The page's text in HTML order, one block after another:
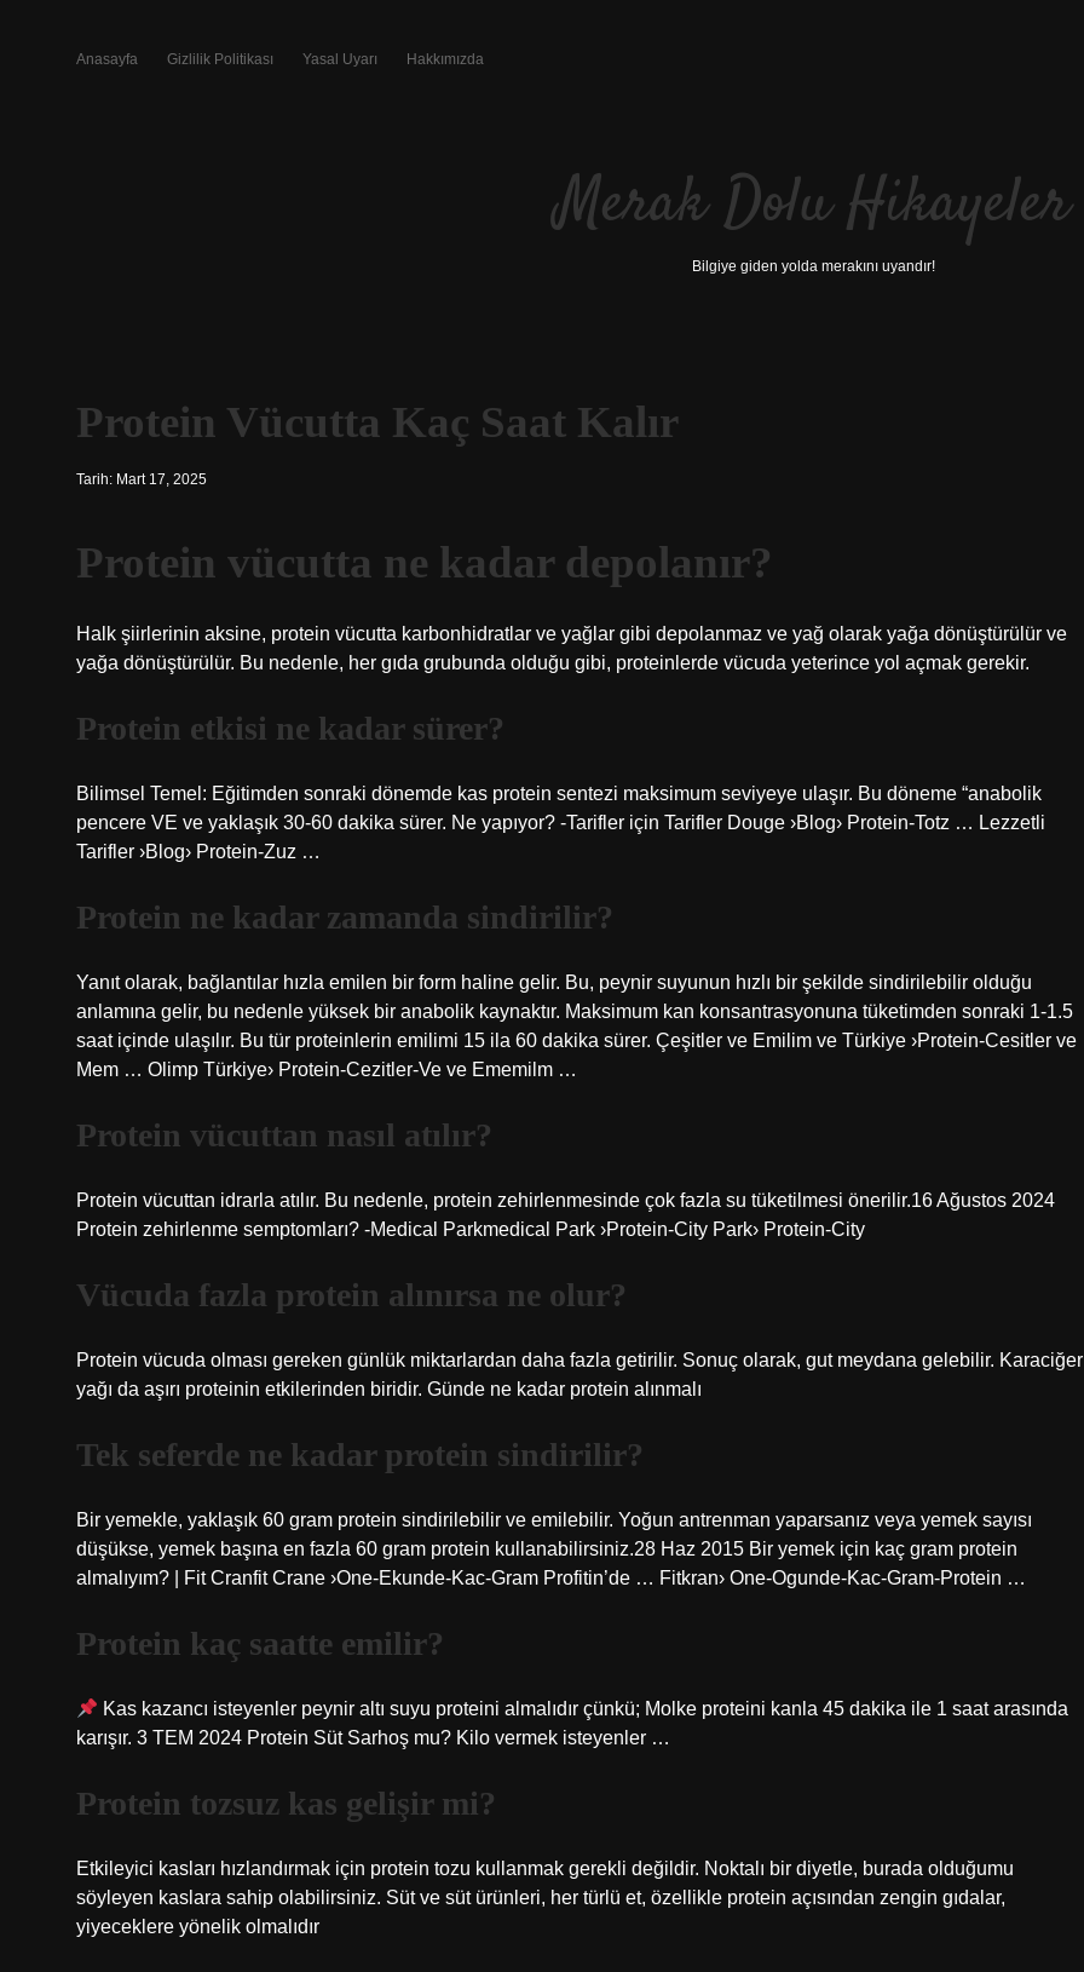
Anasayfa Gizlilik Politikası Yasal Uyarı Hakkımızda
Merak Dolu Hikayeler
Bilgiye giden yolda merakını uyandır!
Protein Vücutta Kaç Saat Kalır
Tarih: Mart 17, 2025
Protein vücutta ne kadar depolanır?
Halk şiirlerinin aksine, protein vücutta karbonhidratlar ve yağlar gibi depolanmaz ve yağ olarak yağa dönüştürülür ve
yağa dönüştürülür. Bu nedenle, her gıda grubunda olduğu gibi, proteinlerde vücuda yeterince yol açmak gerekir.
Protein etkisi ne kadar sürer?
Bilimsel Temel: Eğitimden sonraki dönemde kas protein sentezi maksimum seviyeye ulaşır. Bu döneme “anabolik
pencere VE ve yaklaşık 30-60 dakika sürer. Ne yapıyor? -Tarifler için Tarifler Douge ›Blog› Protein-Totz … Lezzetli
Tarifler ›Blog› Protein-Zuz …
Protein ne kadar zamanda sindirilir?
Yanıt olarak, bağlantılar hızla emilen bir form haline gelir. Bu, peynir suyunun hızlı bir şekilde sindirilebilir olduğu
anlamına gelir, bu nedenle yüksek bir anabolik kaynaktır. Maksimum kan konsantrasyonuna tüketimden sonraki 1-1.5
saat içinde ulaşılır. Bu tür proteinlerin emilimi 15 ila 60 dakika sürer. Çeşitler ve Emilim ve Türkiye ›Protein-Cesitler ve
Mem … Olimp Türkiye› Protein-Cezitler-Ve ve Ememilm …
Protein vücuttan nasıl atılır?
Protein vücuttan idrarla atılır. Bu nedenle, protein zehirlenmesinde çok fazla su tüketilmesi önerilir.16 Ağustos 2024
Protein zehirlenme semptomları? -Medical Parkmedical Park ›Protein-City Park› Protein-City
Vücuda fazla protein alınırsa ne olur?
Protein vücuda olması gereken günlük miktarlardan daha fazla getirilir. Sonuç olarak, gut meydana gelebilir. Karaciğer
yağı da aşırı proteinin etkilerinden biridir. Günde ne kadar protein alınmalı
Tek seferde ne kadar protein sindirilir?
Bir yemekle, yaklaşık 60 gram protein sindirilebilir ve emilebilir. Yoğun antrenman yaparsanız veya yemek sayısı
düşükse, yemek başına en fazla 60 gram protein kullanabilirsiniz.28 Haz 2015 Bir yemek için kaç gram protein
almalıyım? | Fit Cranfit Crane ›One-Ekunde-Kac-Gram Profitin’de … Fitkran› One-Ogunde-Kac-Gram-Protein …
Protein kaç saatte emilir?
Kas kazancı isteyenler peynir altı suyu proteini almalıdır çünkü; Molke proteini kanla 45 dakika ile 1 saat arasında
karışır. 3 TEM 2024 Protein Süt Sarhoş mu? Kilo vermek isteyenler …
Protein tozsuz kas gelişir mi?
Etkileyici kasları hızlandırmak için protein tozu kullanmak gerekli değildir. Noktalı bir diyetle, burada olduğumu
söyleyen kaslara sahip olabilirsiniz. Süt ve süt ürünleri, her türlü et, özellikle protein açısından zengin gıdalar,
yiyeceklere yönelik olmalıdır